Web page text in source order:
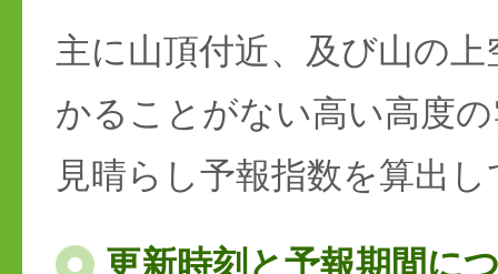
主に山頂付近、及び山の
かることがない高い高度
見晴らし予報指数を算出
更新時刻と予報期間に